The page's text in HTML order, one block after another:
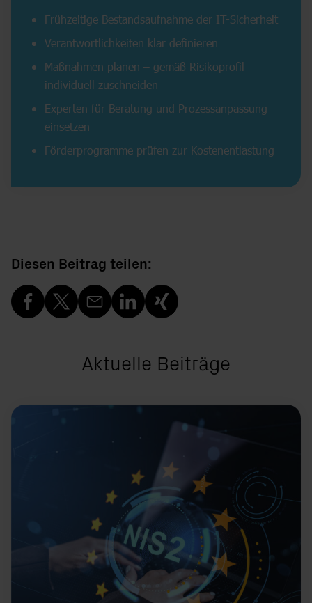
Frühzeitige Bestandsaufnahme der IT-Sicherheit
Verantwortlichkeiten klar definieren
Maßnahmen planen – gemäß Risikoprofil
individuell zuschneiden
Experten für Beratung und Prozessanpassung
einsetzen
Förderprogramme prüfen zur Kostenentlastung
Diesen Beitrag teilen:
Aktuelle Beiträge